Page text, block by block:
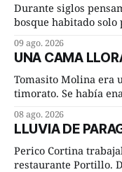
Durante siglos
bosque habitado solo
incompleta. Un equipo internacional de arqueólogos,
liderado por el
de la Universidad de
Brasil y
09 ago. 2026
UNA CAMA
Tomasito Molina era
timorato. Se había
ambos les iba de
discrepancia en un
Lucía Arriate quería
08 ago. 2026
LLUVIA DE
Perico Cortina
restaurante Portillo.